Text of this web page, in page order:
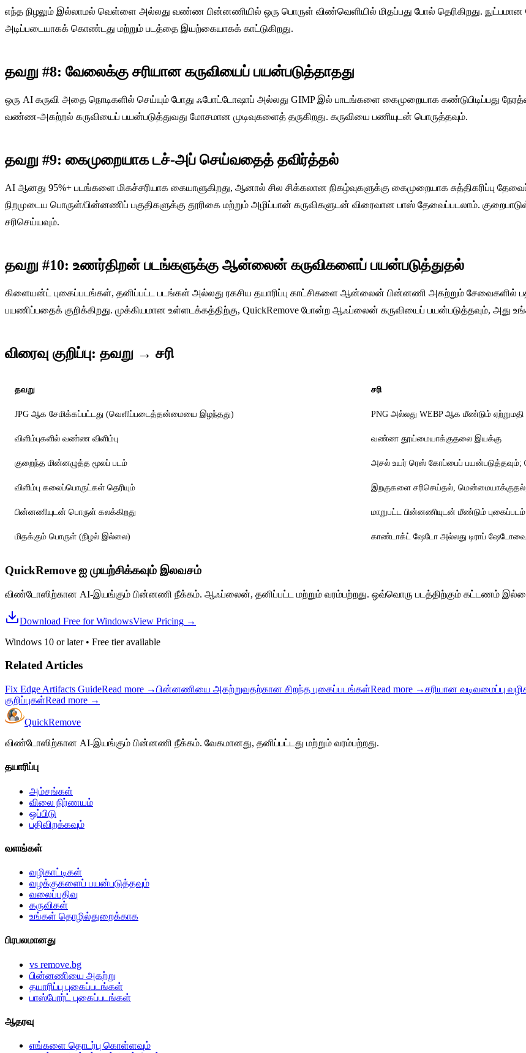
எந்த நிழலும் இல்லாமல் வெள்ளை அல்லது வண்ண பின்னணியில் ஒரு பொருள் விண்வெளியில் மிதப்பது போல் தெரிகிறது. நுட்பமான
அடிப்படையாகக் கொண்டது மற்றும் படத்தை இயற்கையாகக் காட்டுகிறது.
தவறு #8: வேலைக்கு சரியான கருவியைப் பயன்படுத்தாதது
ஒரு AI கருவி அதை நொடிகளில் செய்யும் போது ஃபோட்டோஷாப் அல்லது GIMP இல் பாடங்களை கைமுறையாக கண்டுபிடிப்பது
வண்ண-அகற்றல் கருவியைப் பயன்படுத்துவது மோசமான முடிவுகளைத் தருகிறது. கருவியை பணியுடன் பொருத்தவும்.
தவறு #9: கைமுறையாக டச்-அப் செய்வதைத் தவிர்த்தல்
AI ஆனது 95%+ படங்களை மிகச்சரியாக கையாளுகிறது, ஆனால் சில சிக்கலான நிகழ்வுகளுக்கு கைமுறையாக சுத்திகரிப்பு
நிறமுடைய பொருள்/பின்னணிப் பகுதிகளுக்கு தூரிகை மற்றும் அழிப்பான் கருவிகளுடன் விரைவான பாஸ் தேவைப்படலாம்.
சரிசெய்யவும்.
தவறு #10: உணர்திறன் படங்களுக்கு ஆன்லைன் கருவிகளைப் பயன்படுத்துதல்
கிளையன்ட் புகைப்படங்கள், தனிப்பட்ட படங்கள் அல்லது ரகசிய தயாரிப்பு காட்சிகளை ஆன்லைன் பின்னணி அகற்றும் சேவைகளில்
பயணிப்பதைக் குறிக்கிறது. முக்கியமான உள்ளடக்கத்திற்கு, QuickRemove போன்ற ஆஃப்லைன் கருவியைப் பயன்படுத்தவும்,
விரைவு குறிப்பு: தவறு → சரி
தவறு சரி
JPG ஆக சேமிக்கப்பட்டது (வெளிப்படைத்தன்மையை இழந்தது) PNG அல்லது WEBP ஆக மீண்டும்
விளிம்புகளில் வண்ண விளிம்பு வண்ண தூய்மையாக்குதலை இயக்கு
குறைந்த மின்னழுத்த மூலப் படம் அசல் உயர் ரெஸ் கோப்பைப் பயன்படுத்தவும்;
விளிம்பு கலைப்பொருட்கள் தெரியும் இறகுகளை சரிசெய்தல், மென்மையாக்குதல்;
பின்னணியுடன் பொருள் கலக்கிறது மாறுபட்ட பின்னணியுடன் மீண்டும் புகைப்படம்
மிதக்கும் பொருள் (நிழல் இல்லை) காண்டாக்ட் ஷேடோ அல்லது டிராப்
QuickRemove ஐ முயற்சிக்கவும் இலவசம்
விண்டோஸிற்கான AI-இயங்கும் பின்னணி நீக்கம். ஆஃப்லைன், தனிப்பட்ட மற்றும் வரம்பற்றது. ஒவ்வொரு படத்திற்கும் கட்டணம்
Download Free for WindowsView Pricing →
Windows 10 or later• Free tier available
Related Articles
Fix Edge Artifacts GuideRead more →பின்னணியை அகற்றுவதற்கான சிறந்த புகைப்படங்கள்Read more →சரியான வடிவமைப்பு
குறிப்புகள்Read more →
QuickRemove
விண்டோஸிற்கான AI-இயங்கும் பின்னணி நீக்கம். வேகமானது, தனிப்பட்டது மற்றும் வரம்பற்றது.
தயாரிப்பு
அம்சங்கள்
விலை நிர்ணயம்
ஒப்பிடு
பதிவிறக்கவும்
வளங்கள்
வழிகாட்டிகள்
வழக்குகளைப் பயன்படுத்தவும்
வலைப்பதிவு
கருவிகள்
உங்கள் தொழில்துறைக்காக
பிரபலமானது
vs remove.bg
பின்னணியை அகற்று
தயாரிப்பு புகைப்படங்கள்
பாஸ்போர்ட் புகைப்படங்கள்
ஆதரவு
எங்களை தொடர்பு கொள்ளவும்